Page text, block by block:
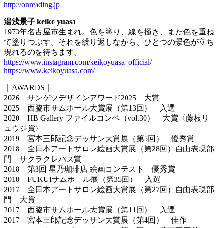
http://onreading.jp
湯浅景子 keiko yuasa
1973年名古屋市生まれ。色を塗り、線を掻き、また色を重ね
て塗りつぶす。それを繰り返しながら、ひとつの景色が立ち
現れるのを待ちます。
https://www.instagram.com/keikoyuasa_official/
https://www.keikoyuasa.com/
｜AWARDS｜
2026 サンゲツデザインアワード2025 大賞
2025 西脇市サムホール大賞展（第13回） 入選
2020 HB Gallery ファイルコンペ（vol.30） 大賞〈藤枝リ
ュウジ賞〉
2019 宮本三郎記念デッサン大賞展（第5回） 優秀賞
2018 全日本アートサロン絵画大賞展（第28回）自由表現部
門 サクラクレパス賞
2018 第3回 星乃珈琲店 絵画コンテスト 優秀賞
2018 FUKUIサムホール展（第35回） 入選
2017 全日本アートサロン絵画大賞展（第27回）自由表現部
門 大賞
2017 西脇市サムホール大賞展（第11回） 入選
2017 宮本三郎記念デッサン大賞展（第4回） 佳作